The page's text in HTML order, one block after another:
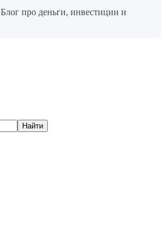
Блог про деньги, инвестиции и